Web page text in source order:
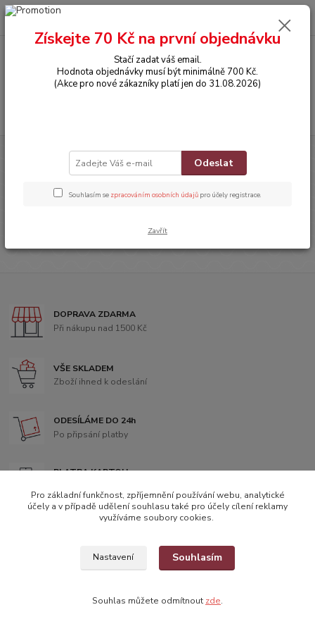
0,00 Kč
HRAČKY Houpačky
Houpačky
DOPRAVA ZDARMA
Při nákupu nad 1500 Kč
VŠE SKLADEM
Zboží ihned k odeslání
ODESÍLÁME DO 24h
Po připsání platby
PLATBA KARTOU
Získejte 70 Kč na první objednávku
Stačí zadat váš email.
Hodnota objednávky musí být minimálně 700 Kč.
(Akce pro nové zákazníky platí jen do 31.08.2026)
Odeslat
Souhlasím se zpracováním osobních údajů pro účely registrace.
Zavřít
Pro základní funkčnost, zpříjemnění používání webu, analytické
účely a v případě udělení souhlasu také pro účely cílení reklamy
využíváme soubory cookies.
Nastavení Souhlasím
Souhlas můžete odmítnout zde.